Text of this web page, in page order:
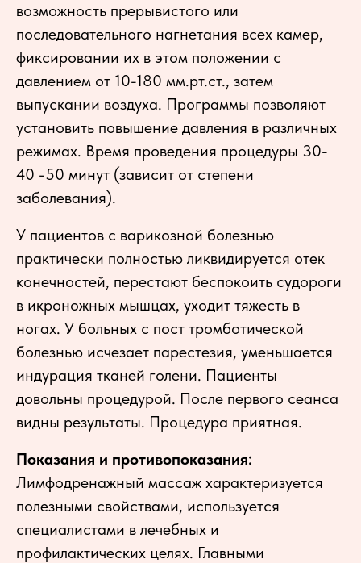
возможность прерывистого или
последовательного нагнетания всех камер,
фиксировании их в этом положении с
давлением от 10-180 мм.рт.ст., затем
выпускании воздуха. Программы позволяют
установить повышение давления в различных
режимах. Время проведения процедуры 30-
40 -50 минут (зависит от степени
заболевания).
У пациентов с варикозной болезнью
практически полностью ликвидируется отек
конечностей, перестают беспокоить судороги
в икроножных мышцах, уходит тяжесть в
ногах. У больных с пост тромботической
болезнью исчезает парестезия, уменьшается
индурация тканей голени. Пациенты
довольны процедурой. После первого сеанса
видны результаты. Процедура приятная.
Показания и противопоказания:
Лимфодренажный массаж характеризуется
полезными свойствами, используется
специалистами в лечебных и
профилактических целях. Главными